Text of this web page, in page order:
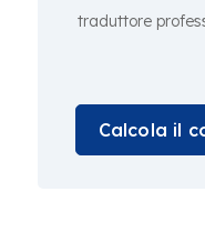
traduttore
Calcola il